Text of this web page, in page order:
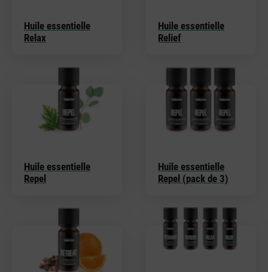
Huile essentielle
Relax
Huile essentielle
Relief
Huile essentielle
Repel
Huile essentielle
Repel (pack de 3)